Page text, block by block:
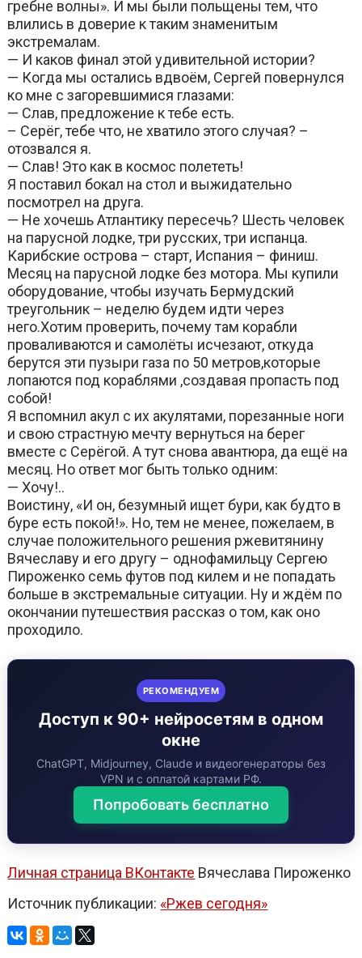
гребне волны». И мы были польщены тем, что
влились в доверие к таким знаменитым
экстремалам.
— И каков финал этой удивительной истории?
— Когда мы остались вдвоём, Сергей повернулся
ко мне с загоревшимися глазами:
— Слав, предложение к тебе есть.
– Серёг, тебе что, не хватило этого случая? –
отозвался я.
— Слав! Это как в космос полететь!
Я поставил бокал на стол и выжидательно
посмотрел на друга.
— Не хочешь Атлантику пересечь? Шесть человек
на парусной лодке, три русских, три испанца.
Карибские острова – старт, Испания – финиш.
Месяц на парусной лодке без мотора. Мы купили
оборудование, чтобы изучать Бермудский
треугольник – неделю будем идти через
него.Хотим проверить, почему там корабли
проваливаются и самолёты исчезают, откуда
берутся эти пузыри газа по 50 метров,которые
лопаются под кораблями ,создавая пропасть под
собой!
Я вспомнил акул с их акулятами, порезанные ноги
и свою страстную мечту вернуться на берег
вместе с Серёгой. А тут снова авантюра, да ещё на
месяц. Но ответ мог быть только одним:
— Хочу!..
Воистину, «И он, безумный ищет бури, как будто в
буре есть покой!». Но, тем не менее, пожелаем, в
случае положительного решения ржевитянину
Вячеславу и его другу – однофамильцу Сергею
Пироженко семь футов под килем и не попадать
больше в экстремальные ситуации. Ну и ждём по
окончании путешествия рассказ о том, как оно
проходило.
РЕКОМЕНДУЕМ
Доступ к 90+ нейросетям в одном
окне
ChatGPT, Midjourney, Claude и видеогенераторы без
VPN и с оплатой картами РФ.
Попробовать бесплатно
Личная страница ВКонтакте Вячеслава Пироженко
Источник публикации: «Ржев сегодня»